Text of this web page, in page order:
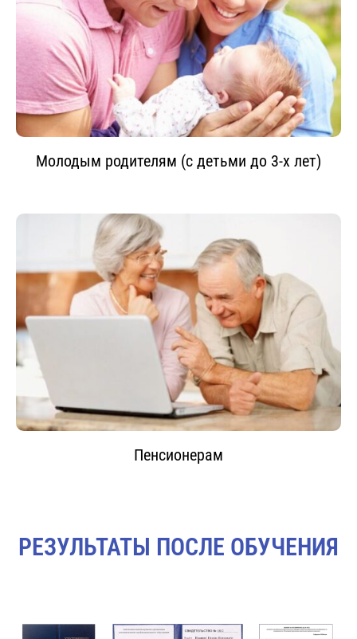
Молодым родителям (с детьми до 3-х лет)
Пенсионерам
РЕЗУЛЬТАТЫ ПОСЛЕ ОБУЧЕНИЯ